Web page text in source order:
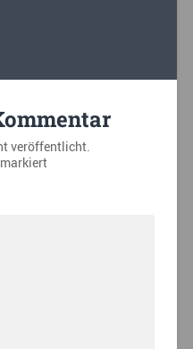
veröffentlicht.